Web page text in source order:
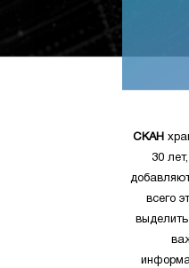
СКАН
30
всего